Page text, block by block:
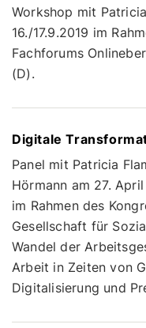
Workshop mit
16./17.9.2019 im
Fachforums
(D).
Digitale
Panel mit Patricia
Hörmann am 27.
im Rahmen des
Gesellschaft für
Wandel der
Arbeit in Zeiten von
Digitalisierung und